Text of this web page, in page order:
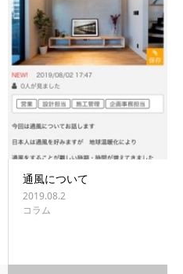
通風について
2019.08.2
コラム